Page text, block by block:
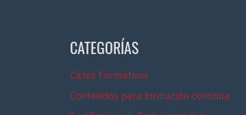
CATEGORÍAS
Ciclos Formativos
Contenidos para formación continua